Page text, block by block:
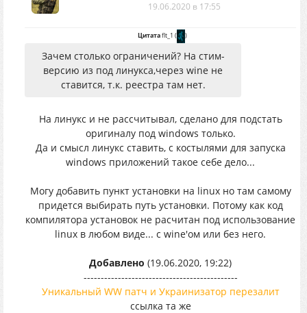
19.06.2020 в 17:55
Цитатаflt_1 ( )
Зачем столько ограничений? На стим-
версию из под линукса,через wine не
ставится, т.к. реестра там нет.
На линукс и не рассчитывал, сделано для подстать
оригиналу под windows только.
Да и смысл линукс ставить, с костылями для запуска
windows приложений такое себе дело...
Могу добавить пункт установки на linux но там самому
придется выбирать путь установки. Потому как код
компилятора установок не расчитан под использование
linux в любом виде... с wine'ом или без него.
Добавлено (19.06.2020, 19:22)
---------------------------------------------
Уникальный WW патч и Украинизатор перезалит
ссылка та же